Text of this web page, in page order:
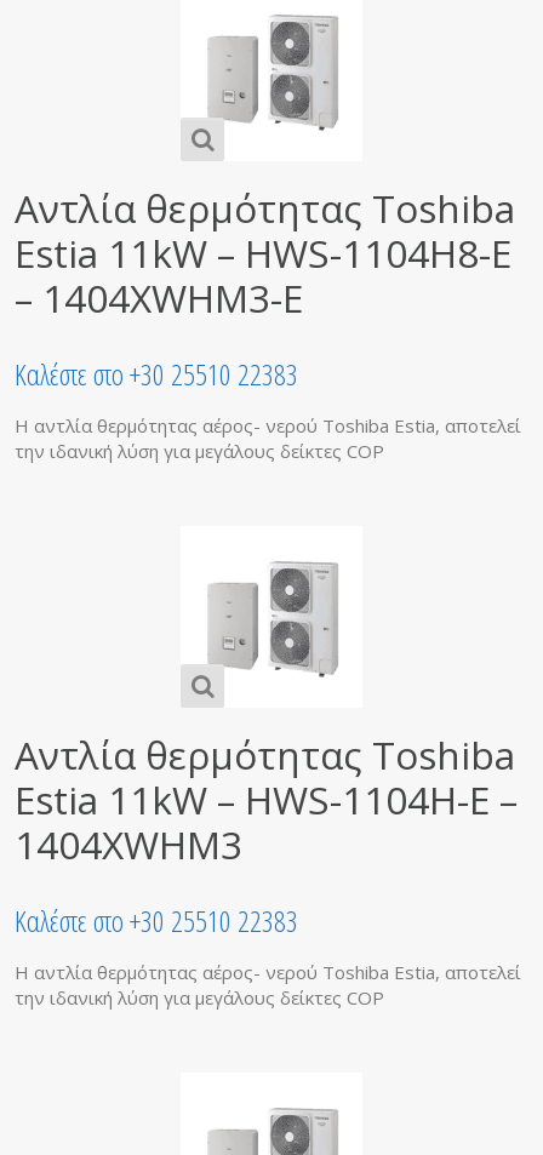
Αντλία θερμότητας Toshiba
Estia 11kW – HWS-1104H8-E
– 1404XWHM3-E
Καλέστε στο +30 25510 22383
Η αντλία θερμότητας αέρος- νερού Toshiba Estia, αποτελεί
την ιδανική λύση για μεγάλους δείκτες COP
Αντλία θερμότητας Toshiba
Estia 11kW – HWS-1104H-E –
1404XWHM3
Καλέστε στο +30 25510 22383
Η αντλία θερμότητας αέρος- νερού Toshiba Estia, αποτελεί
την ιδανική λύση για μεγάλους δείκτες COP